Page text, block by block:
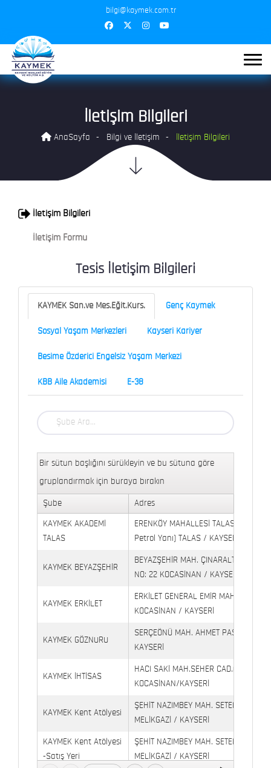
bilgi@kaymek.com.tr
İletişim Bilgileri
AnaSayfa Bilgi ve İletişim İletişim Bilgileri
İletişim Bilgileri
İletişim Formu
Tesis İletişim Bilgileri
KAYMEK San.ve Mes.Eğit.Kurs. Genç Kaymek
Sosyal Yaşam Merkezleri Kayseri Kariyer
Besime Özderici Engelsiz Yaşam Merkezi
KBB Aile Akademisi E-38
Bir sütun başlığını sürükleyin ve bu sütuna göre
gruplandırmak için buraya bırakın
Şube Adres
KAYMEK AKADEMİ
TALAS
ERENKÖY MAHALLESİ TALAS
Petrol Yanı) TALAS / KAYSERİ
KAYMEK BEYAZŞEHİR
BEYAZŞEHİR MAH. ÇINARALTI
NO: 22 KOCASİNAN / KAYSERİ
KAYMEK ERKİLET
ERKİLET GENERAL EMİR MAH.
KOCASİNAN / KAYSERİ
KAYMEK GÖZNURU
SERÇEÖNÜ MAH. AHMET PAŞA CAD.
KAYSERİ
KAYMEK İHTİSAS
HACI SAKİ MAH.SEHER CAD.(6009
KOCASİNAN/KAYSERİ
KAYMEK Kent Atölyesi
ŞEHİT NAZIMBEY MAH. SETENÖNÜ
MELİKGAZİ / KAYSERİ
KAYMEK Kent Atölyesi
-Satış Yeri
ŞEHİT NAZIMBEY MAH. SETENÖNÜ
MELİKGAZİ / KAYSERİ